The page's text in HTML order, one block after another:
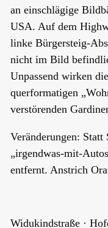
an einschlägige
USA. Auf dem
linke Bürgersteig-
nicht im Bild
Unpassend wirken
querformatigen
verstörenden
Veränderungen:
„irgendwas-mit-
entfernt. Anstrich
Widukindstraße ·